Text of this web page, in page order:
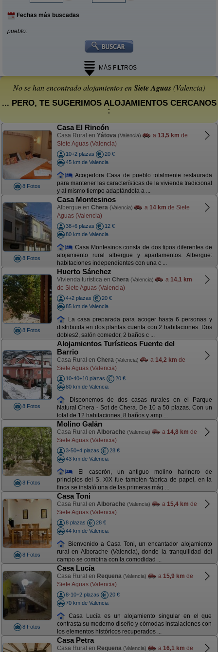
Fechas más buscadas
pueblo:
MÁS FILTROS
No se han encontrado alojamientos enSiete Aguas(Valencia)
... PERO, TE SUGERIMOS ALOJAMIENTOS CERCANOS
:
8 Fotos
Casa El Rincón
Casa Rural en Yátova (Valencia) a 13,5 km de
Siete Aguas (Valencia)
10+2 plazas
20 €
45 km de Valencia
Acogedora Casa de pueblo totalmente restaurada
para mantener las características de la vivienda tradicional
y al mismo tiempo adaptándola a ...
8 Fotos
Casa Montesinos
Albergue en Chera (Valencia) a 14 km de Siete
Aguas (Valencia)
38+6 plazas
12 €
80 km de Valencia
Casa Montesinos consta de dos tipos diferentes de
alojamiento rural albergue y apartamentos. Albergue:
habitaciones independientes con una c ...
8 Fotos
Huerto Sánchez
Vivienda turística en Chera (Valencia) a 14,1 km
de Siete Aguas (Valencia)
4+2 plazas
20 €
85 km de Valencia
La casa preparada para acoger hasta 6 personas y
distribuida en dos plantas cuenta con 2 habitaciones: Dos
dobles2, salón comedor, 2 baños c ...
8 Fotos
Alojamientos Turísticos Fuente del
Barrio
Casa Rural en Chera (Valencia) a 14,2 km de
Siete Aguas (Valencia)
10-40+10 plazas
20 €
80 km de Valencia
Disponemos de dos casas rurales en el Parque
Natural Chera - Sot de Chera. De 10 a 50 plazas. Con un
total de 12 habitaciones, 8 baños y amp ...
8 Fotos
Molino Galán
Casa Rural en Alborache (Valencia) a 14,8 km de
Siete Aguas (Valencia)
3-50+4 plazas
28 €
43 km de Valencia
El caserón, un antiguo molino harinero de
principios del S. XIX fue también fábrica de papel, en la
finca se instaló una de las primeras máq ...
8 Fotos
Casa Toni
Casa Rural en Alborache (Valencia) a 15,4 km de
Siete Aguas (Valencia)
8 plazas
28 €
44 km de Valencia
Bienvenido a Casa Toni, un encantador alojamiento
rural en Alborache (Valencia), donde la tranquilidad del
campo se combina con la comodidad ...
8 Fotos
Casa Lucía
Casa Rural en Requena (Valencia) a 15,9 km de
Siete Aguas (Valencia)
8-10+2 plazas
20 €
70 km de Valencia
Casa Lucía es un alojamiento singular en el que
contrasta su moderno diseño y cómodas instalaciones con
los elementos históricos recuperados ...
Casa Petra
Casa Rural en Requena (Valencia) a 16,1 km de